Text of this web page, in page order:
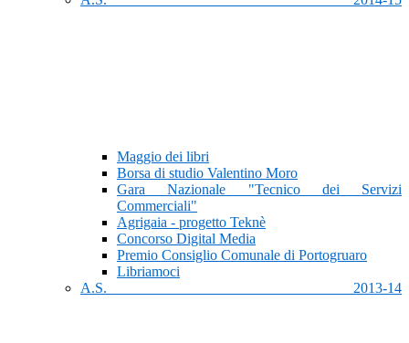
Maggio dei libri
Borsa di studio Valentino Moro
Gara Nazionale "Tecnico dei Servizi
Commerciali"
Agrigaia - progetto Teknè
Concorso Digital Media
Premio Consiglio Comunale di Portogruaro
Libriamoci
A.S. 2013-14